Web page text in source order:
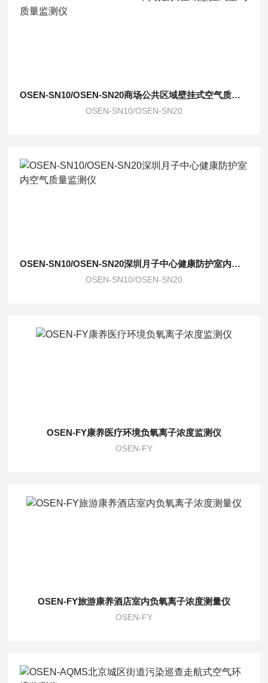
OSEN-SN10/OSEN-SN20商场公共区域壁挂式空气质量监测仪
OSEN-SN10/OSEN-SN20
OSEN-SN10/OSEN-SN20深圳月子中心健康防护室内空气质量监测仪
OSEN-SN10/OSEN-SN20
OSEN-FY康养医疗环境负氧离子浓度监测仪
OSEN-FY
OSEN-FY旅游康养酒店室内负氧离子浓度测量仪
OSEN-FY